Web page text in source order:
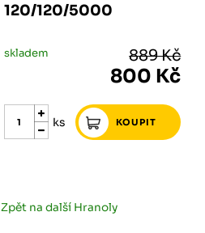
120/120/5000
skladem 889 Kč
800 Kč
ks
Zpět na další Hranoly